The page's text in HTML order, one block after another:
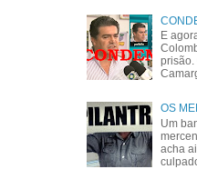
E
prisão.
OS
Um
acha